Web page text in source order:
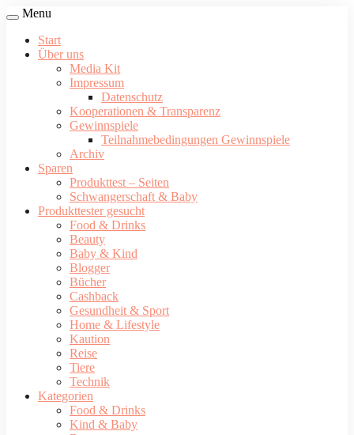
Menu
Start
Über uns
Media Kit
Impressum
Datenschutz
Kooperationen & Transparenz
Gewinnspiele
Teilnahmebedingungen Gewinnspiele
Archiv
Sparen
Produkttest – Seiten
Schwangerschaft & Baby
Produkttester gesucht
Food & Drinks
Beauty
Baby & Kind
Blogger
Bücher
Cashback
Gesundheit & Sport
Home & Lifestyle
Kaution
Reise
Tiere
Technik
Kategorien
Food & Drinks
Kind & Baby